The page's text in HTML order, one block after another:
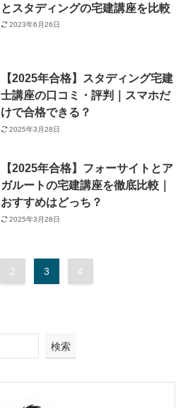
とスタディングの宅建講座を比較
2023年6月26日
【2025年合格】スタディング宅建
士講座の口コミ・評判｜スマホだ
けで合格できる？
2025年3月28日
【2025年合格】フォーサイトとア
ガルートの宅建講座を徹底比較｜
おすすめはどっち？
2025年3月28日
2 3 4
検索